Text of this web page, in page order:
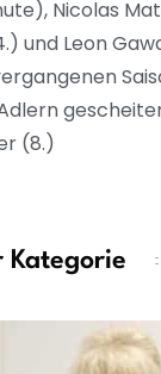
Nicolas
und Leon
(8.)
Kategorie